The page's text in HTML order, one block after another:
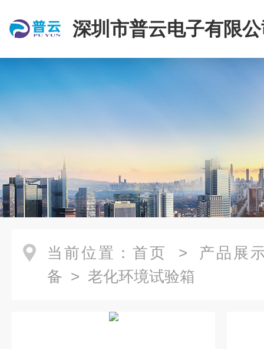
深圳市普云电子有限
当前位置： 首页 > 产品展
备 > 老化环境试验箱